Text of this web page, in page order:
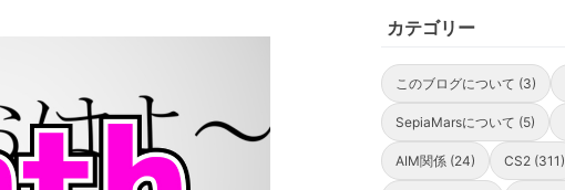
カテゴリー
このブログについて (3)
SepiaMarsについて (5)
AIM関係 (24) CS2 (311)